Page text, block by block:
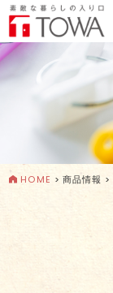
HOME > 商品情報 >